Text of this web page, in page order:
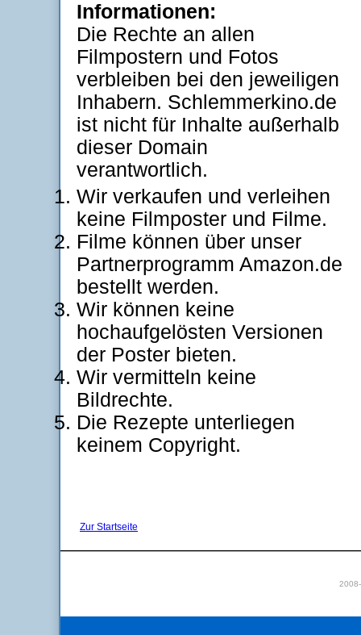
Informationen:
Die Rechte an allen
Filmpostern und Fotos
verbleiben bei den jeweiligen
Inhabern. Schlemmerkino.de
ist nicht für Inhalte außerhalb
dieser Domain
verantwortlich.
Wir verkaufen und verleihen
keine Filmposter und Filme.
Filme können über unser
Partnerprogramm Amazon.de
bestellt werden.
Wir können keine
hochaufgelösten Versionen
der Poster bieten.
Wir vermitteln keine
Bildrechte.
Die Rezepte unterliegen
keinem Copyright.
Zur Startseite